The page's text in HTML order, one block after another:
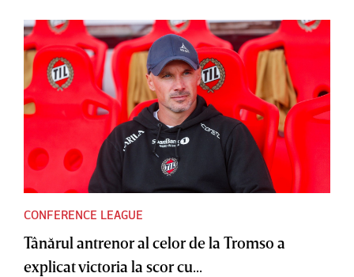
CONFERENCE LEAGUE
Tânărul antrenor al celor de la Tromso a
explicat victoria la scor cu...